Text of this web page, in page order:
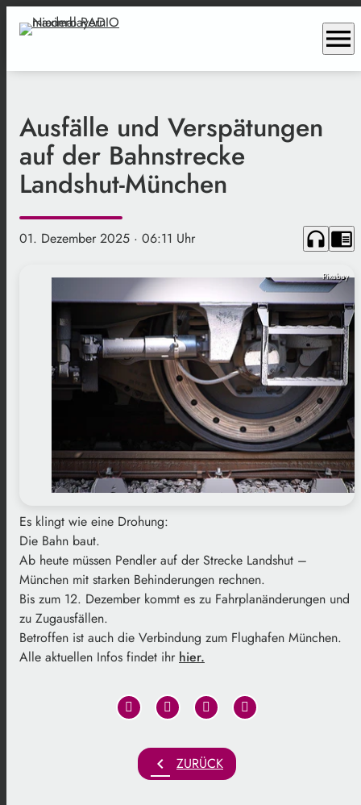
menu
Ausfälle und Verspätungen
auf der Bahnstrecke
Landshut-München
01. Dezember 2025 · 06:11 Uhr headphones chrome_reader_mode
Pixabay
Es klingt wie eine Drohung:
Die Bahn baut.
Ab heute müssen Pendler auf der Strecke Landshut –
München mit starken Behinderungen rechnen.
Bis zum 12. Dezember kommt es zu Fahrplanänderungen und
zu Zugausfällen.
Betroffen ist auch die Verbindung zum Flughafen München.
Alle aktuellen Infos findet ihr hier.
chevron_left ZURÜCK